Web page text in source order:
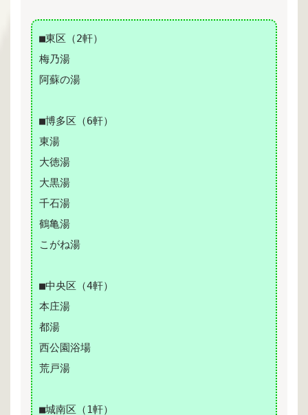
■東区（2軒）
梅乃湯
阿蘇の湯
■博多区（6軒）
東湯
大徳湯
大黒湯
千石湯
鶴亀湯
こがね湯
■中央区（4軒）
本庄湯
都湯
西公園浴場
荒戸湯
■城南区（1軒）